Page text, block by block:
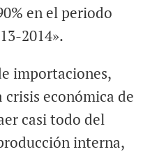
en el periodo
2014».
importaciones,
crisis económica de
casi todo del
interna,